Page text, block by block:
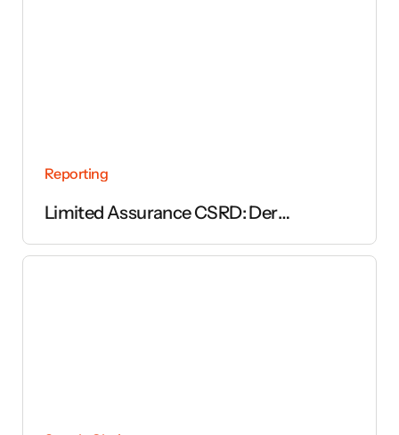
Reporting
Limited Assurance CSRD: Der
Nachhaltigkeitsberichts